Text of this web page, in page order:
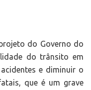
do Governo do
do trânsito em
e diminuir o
que é um grave